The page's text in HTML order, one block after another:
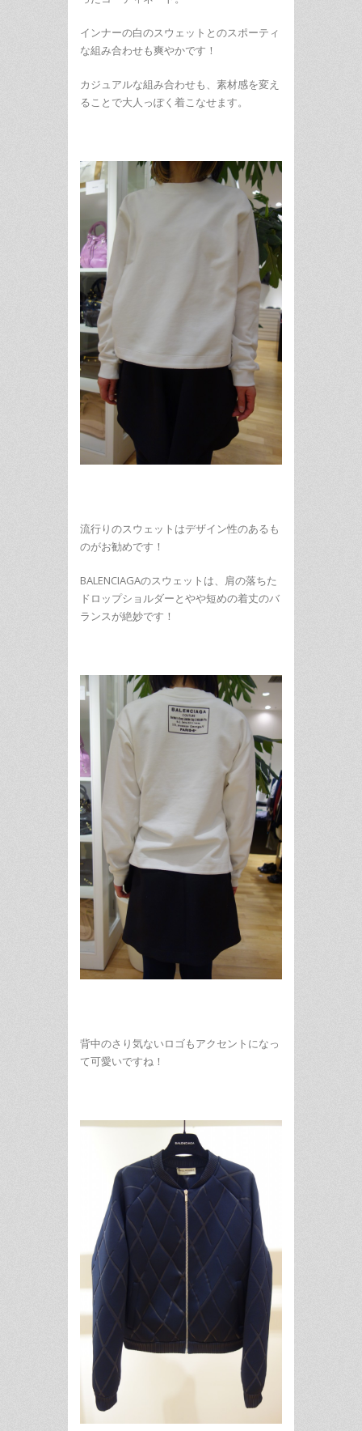
インナーの白のスウェットとのスポーティ
な組み合わせも爽やかです！
カジュアルな組み合わせも、素材感を変え
ることで大人っぽく着こなせます。
流行りのスウェットはデザイン性のあるも
のがお勧めです！
BALENCIAGAのスウェットは、肩の落ちた
ドロップショルダーとやや短めの着丈のバ
ランスが絶妙です！
背中のさり気ないロゴもアクセントになっ
て可愛いですね！